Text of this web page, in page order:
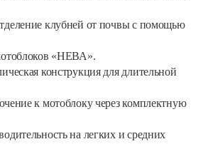
клубней от почвы с помощью
«НЕВА».
конструкция для длительной
к мотоблоку через комплектную
на легких и средних